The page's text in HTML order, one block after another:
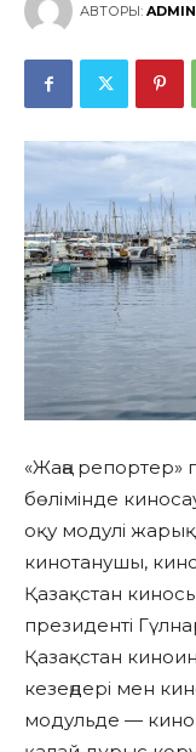
АВТОРЫ: ADMIN
«Жаңа репортер»
бөлімінде
оқу модулі
кинотанушы,
Қазақстан
президенті
Қазақстан
кезеңдері мен
модульде — кино